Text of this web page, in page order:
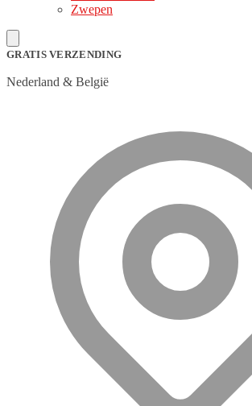
Zwepen
GRATIS VERZENDING
Nederland & België